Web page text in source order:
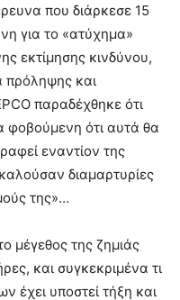
που διάρκεσε 15
για το «ατύχημα»
εκτίμησης κινδύνου,
πρόληψης και
παραδέχθηκε ότι
φοβούμενη ότι αυτά θα
εναντίον της
διαμαρτυρίες
της»…
μέγεθος της ζημιάς
και συγκεκριμένα τι
έχει υποστεί τήξη και